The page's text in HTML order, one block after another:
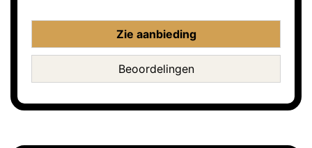
Zie aanbieding
Beoordelingen